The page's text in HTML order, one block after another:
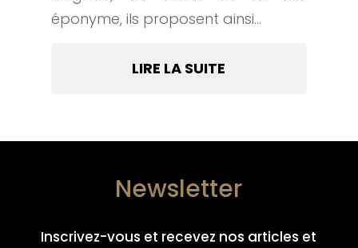
éponyme, ils proposent ainsi...
LIRE LA SUITE
Newsletter
Inscrivez-vous et recevez nos articles et